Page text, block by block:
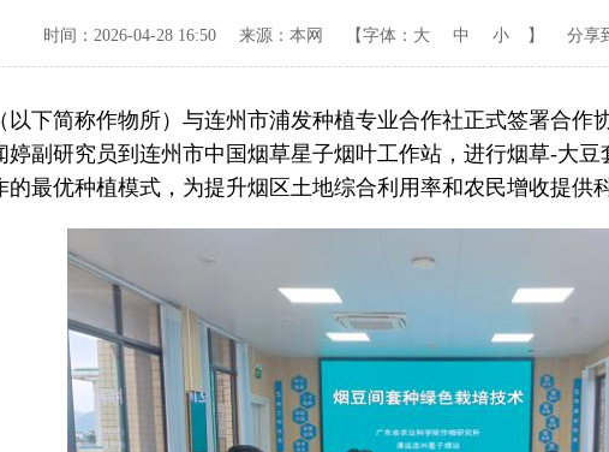
时间：2026-04-28 16:50 来源：本网 【字体： 大 中 小 】 分享
下简称作物所）与连州市浦发种植专业合作社正式签署合作
副研究员到连州市中国烟草星子烟叶工作站，进行烟草-大
最优种植模式，为提升烟区土地综合利用率和农民增收提供